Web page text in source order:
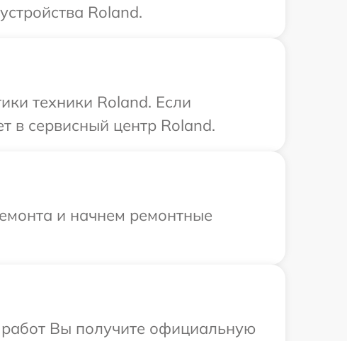
Roland.
техники Roland. Если
в сервисный центр Roland.
и начнем ремонтные
работ Вы получите официальную